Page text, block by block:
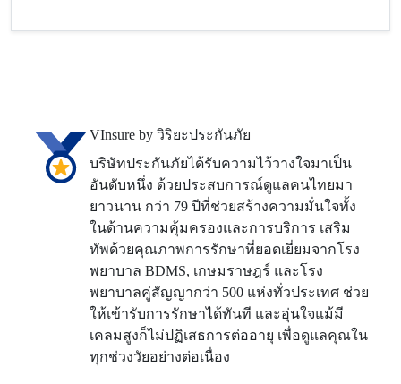
VInsure by วิริยะประกันภัย
บริษัทประกันภัยได้รับความไว้วางใจมาเป็น
อันดับหนึ่ง ด้วยประสบการณ์ดูแลคนไทยมา
ยาวนาน กว่า 79 ปีที่ช่วยสร้างความมั่นใจทั้ง
ในด้านความคุ้มครองและการบริการ เสริม
ทัพด้วยคุณภาพการรักษาที่ยอดเยี่ยมจากโรง
พยาบาล BDMS, เกษมราษฎร์ และโรง
พยาบาลคู่สัญญากว่า 500 แห่งทั่วประเทศ ช่วย
ให้เข้ารับการรักษาได้ทันที และอุ่นใจแม้มี
เคลมสูงก็ไม่ปฏิเสธการต่ออายุ เพื่อดูแลคุณใน
ทุกช่วงวัยอย่างต่อเนื่อง